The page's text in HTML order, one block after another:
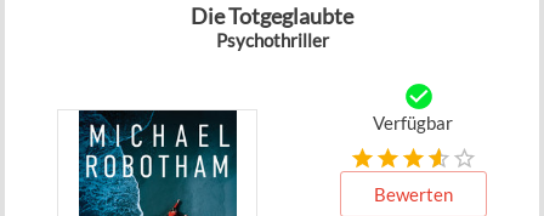
Die Totgeglaubte
Psychothriller
Verfügbar
Bewerten